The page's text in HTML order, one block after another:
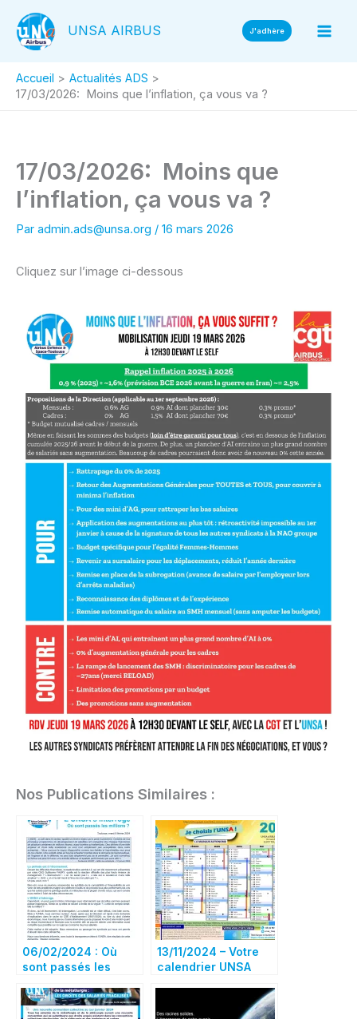
contenu
UNSA AIRBUS J'adhère
Accueil
Actualités ADS
17/03/2026: Moins que l’inflation, ça vous va ?
17/03/2026: Moins que
l’inflation, ça vous va ?
Par admin.ads@unsa.org / 16 mars 2026
Cliquez sur l’image ci-dessous
Nos Publications Similaires :
06/02/2024 : Où
sont passés les
13/11/2024 – Votre
calendrier UNSA